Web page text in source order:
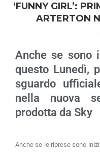
‘FUNNY GIRL’:
ARTERTON
Anche se sono
questo Lunedì,
sguardo
nella nuova
prodotta da Sky
Anche se le riprese sono